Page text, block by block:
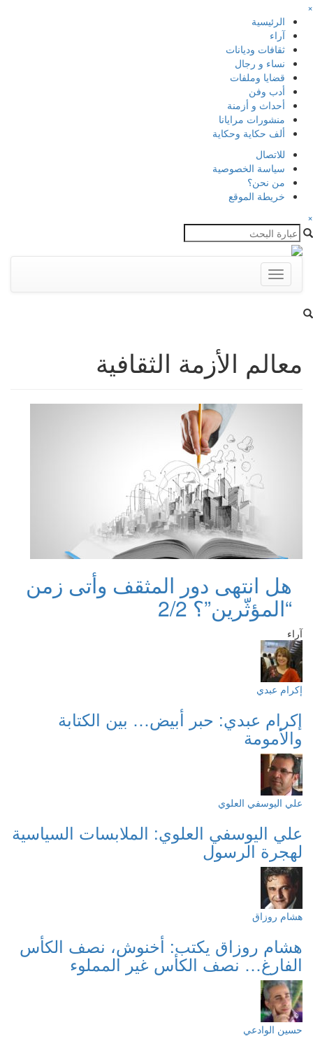
×
الرئيسية
آراء
ثقافات وديانات
نساء و رجال
قضايا وملفات
أدب وفن
أحداث و أزمنة
منشورات مرايانا
ألف حكاية وحكاية
للاتصال
سياسة الخصوصية
من نحن؟
خريطة الموقع
×
Toggle
navigation
معالم الأزمة الثقافية
هل انتهى دور المثقف وأتى زمن
“المؤثّرين”؟ 2/2
آراء
إكرام عبدي
إكرام عبدي: حبر أبيض… بين الكتابة
والأمومة
علي اليوسفي العلوي
علي اليوسفي العلوي: الملابسات السياسية
لهجرة الرسول
هشام روزاق
هشام روزاق يكتب: أخنوش، نصف الكأس
الفارغ… نصف الكأس غير المملوء
حسين الوادعي